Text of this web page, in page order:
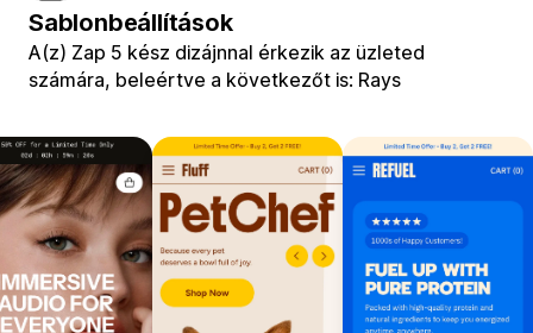
Sablonbeállítások
A(z) Zap 5 kész dizájnnal érkezik az üzleted
számára, beleértve a következőt is: Rays